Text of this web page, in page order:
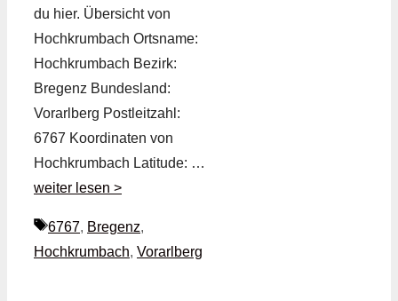
du hier. Übersicht von
Hochkrumbach Ortsname:
Hochkrumbach Bezirk:
Bregenz Bundesland:
Vorarlberg Postleitzahl:
6767 Koordinaten von
Hochkrumbach Latitude: …
weiter lesen >
Schlagwörter
6767, Bregenz,
Hochkrumbach, Vorarlberg